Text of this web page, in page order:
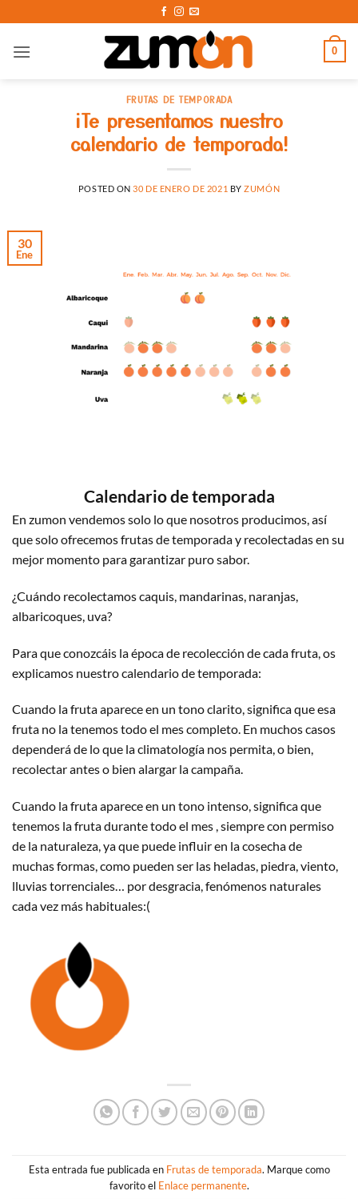
contenido
0
FRUTAS DE TEMPORADA
¡Te presentamos nuestro
calendario de temporada!
POSTED ON 30 DE ENERO DE 2021 BYZUMÓN
30
Ene
Calendario de temporada
En zumon vendemos solo lo que nosotros producimos, así
que solo ofrecemos frutas de temporada y recolectadas en su
mejor momento para garantizar puro sabor.
¿Cuándo recolectamos caquis, mandarinas, naranjas,
albaricoques, uva?
Para que conozcáis la época de recolección de cada fruta, os
explicamos nuestro calendario de temporada:
Cuando la fruta aparece en un tono clarito, significa que esa
fruta no la tenemos todo el mes completo. En muchos casos
dependerá de lo que la climatología nos permita, o bien,
recolectar antes o bien alargar la campaña.
Cuando la fruta aparece en un tono intenso, significa que
tenemos la fruta durante todo el mes , siempre con permiso
de la naturaleza, ya que puede influir en la cosecha de
muchas formas, como pueden ser las heladas, piedra, viento,
lluvias torrenciales… por desgracia, fenómenos naturales
cada vez más habituales:(
Esta entrada fue publicada en Frutas de temporada. Marque como
favorito el Enlace permanente.